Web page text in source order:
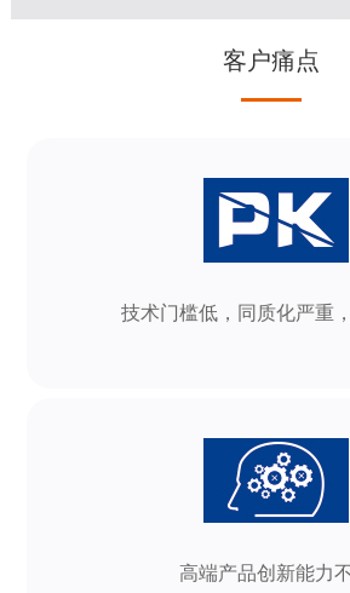
客户痛点
技术门槛低，同质化严重
高端产品创新能力